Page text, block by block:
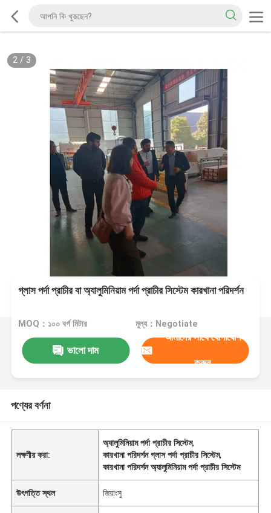
2/ 3
গ্লাস পর্দা প্রাচীর বা অ্যালুমিনিয়াম পর্দা প্রাচীর সিস্টেম কারখানা পরিদর্শন
MOQ：১০০ বর্গ মিটার মূল্য：Negotiate
ভালো দাম
আমাদের সাথে যোগাযোগ
করুন
পণ্যের বর্ণনা
লক্ষণীয় করা:
অ্যালুমিনিয়াম পর্দা প্রাচীর সিস্টেম,
কারখানা পরিদর্শন গ্লাস পর্দা প্রাচীর সিস্টেম,
কারখানা পরিদর্শন অ্যালুমিনিয়াম পর্দা প্রাচীর সিস্টেম
উৎপত্তি স্থল জিয়াংসু